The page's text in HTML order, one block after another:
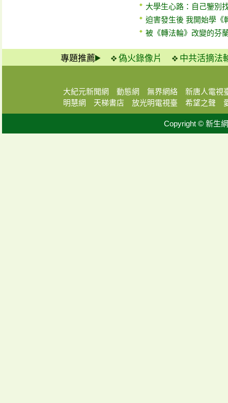
大學生心路：自己鑒別
迫害發生後 我開始學《
被《轉法輪》改變的芬
專題推薦 偽火錄像片 中共活摘法
大紀元新聞網 動態網 無界網絡
新唐人電視
明慧網
天梯書店 放光明電視臺 希望之聲
Copyright © 新生